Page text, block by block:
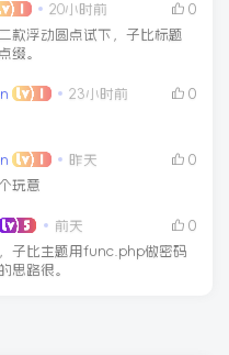
20小时前
0
款浮动圆点试下，子比标题
缀。
23小时前
0
昨天
0
玩意
前天
0
子比主题用func.php做密码
思路很。